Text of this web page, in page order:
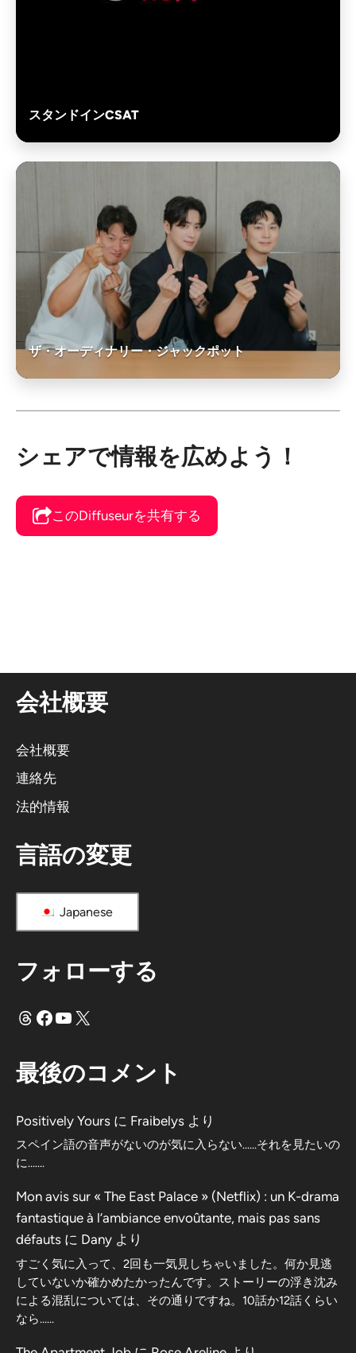
スタンドインCSAT
ザ・オーディナリー・ジャックポット
シェアで情報を広めよう！
このDiffuseurを共有する
会社概要
会社概要
連絡先
法的情報
言語の変更
Japanese
フォローする
スレッド フェイスブックユーチューブX
最後のコメント
Positively Yours に Fraibelys より
スペイン語の音声がないのが気に入らない……それを見たいの
に…….
Mon avis sur « The East Palace » (Netflix) : un K-drama
fantastique à l’ambiance envoûtante, mais pas sans
défauts に Dany より
すごく気に入って、2回も一気見しちゃいました。何か見逃
していないか確かめたかったんです。ストーリーの浮き沈み
による混乱については、その通りですね。10話か12話くらい
なら……